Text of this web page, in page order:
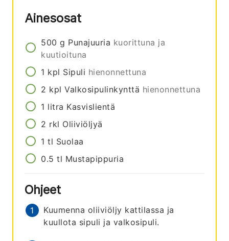
Ainesosat
500 g Punajuuria kuorittuna ja
kuutioituna
1 kpl Sipuli hienonnettuna
2 kpl Valkosipulinkynttä hienonnettuna
1 litra Kasvislientä
2 rkl Oliiviöljyä
1 tl Suolaa
0.5 tl Mustapippuria
Ohjeet
Kuumenna oliiviöljy kattilassa ja
kuullota sipuli ja valkosipuli.